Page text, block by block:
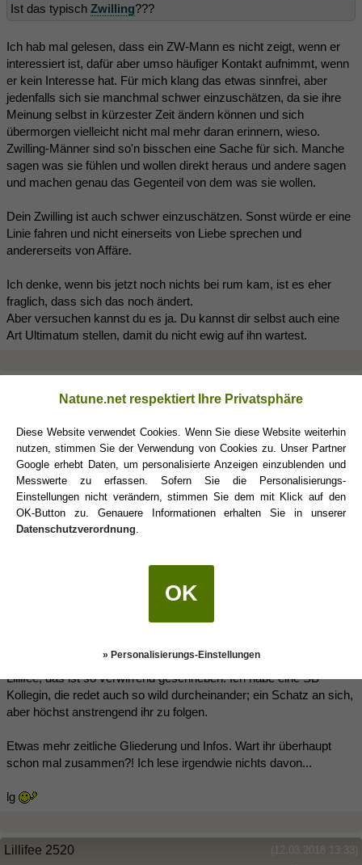
Ist das typisch Zwilling???
Ich hab mal gelesen, dass ein ZW-Mann es nicht zeigt, wenn er
interessiert ist, dafür aber umso häufiger Kontakt aufnimmt, wenn
er kein Interesse hat. Für mich klang das etwas sinnfrei, aber
jedenfalls sich sie manchmal schwer einzuschätzen, da sie ihre
Meinung selbst in kürzester Zeit ändern können und sich
übermorgen vielleicht nicht mal mehr daran erinnern, wieso.
Zwilling-Männer sind so'n bisschen eine Sache für sich. Manche
sagen was sie fühlen und wollen direkt heraus und andere sagen
und machen genau das Gegenteil von dem was sie wollen.
Dein Zwilling ist auch schwer einzuschätzen. Sonst würde er eine
Linie fahren und nicht einerseits von Liebe sprechen und
andererseits von Affäre.
Ich denke, wenn bis jetzt noch nichts bei rum kam, ist es eher
fraglich, dass sich das noch ändert.
Aber versuchen kannst du es ja. Du kannst dir selbst auch eine
Art Ultimatum stellen, damit du nicht ewig auf ihn wartest.
Das mit der Affäre war im Zusammenhang zum Treffen nur am
Wochenende da wir ja nicht im gleichen Ort wohnten.
Als wir uns dann 2 mal die Woche gesehen haben ging es am
Anfang ja auch besser, aber ab und an musste ich die Absprache
ändern,wegen Termine oder weil etwas dazwischen gekommen
ist.er hatte sich oft darüber aufgeregt auch oftmals das Thema bei
meiner Freundin angeschnitten, dass er es nicht in Ordnung findet.
Lillifee, das ist so verwirrend geschrieben. Ich habe eine SB
Kollegin, die redet auch so wild durcheinander; ein Schatz an sich,
aber höchst anstrengend ihr zu folgen.
Etwas mehr zeitliche Gliederung und Infos. Wart ihr überhaupt
schon mal zusammen?! Ich lese irgendwie nichts davon...
lg
(12.03.2018 13:33)
Lillifee 2520
Natune.net respektiert Ihre Privatsphäre
Diese Website verwendet Cookies. Wenn Sie diese Website weiterhin
nutzen, stimmen Sie der Verwendung von Cookies zu. Unser Partner
Google erhebt Daten, um personalisierte Anzeigen einzublenden und
Messwerte zu erfassen. Sofern Sie die Personalisierungs-
Einstellungen nicht verändern, stimmen Sie dem mit Klick auf den
OK-Button zu. Genauere Informationen erhalten Sie in unserer
Datenschutzverordnung.
OK
» Personalisierungs-Einstellungen